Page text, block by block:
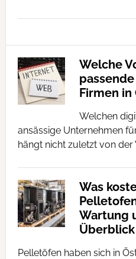
Welche
Firmen in
Welchen
ansässige Unternehmen
hängt nicht zuletzt von der
Was
Wartung
Überblick
Pelletöfen haben sich in